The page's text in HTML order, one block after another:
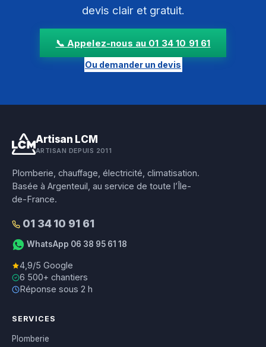
devis clair et gratuit.
📞 Appelez-nous au 01 34 10 91 61
Ou demander un devis
Artisan LCM
ARTISAN DEPUIS 2011
Plomberie, chauffage, électricité, climatisation.
Basée à Argenteuil, au service de toute l’Île-
de-France.
01 34 10 91 61
WhatsApp 06 38 95 61 18
4,9/5 Google
6 500+ chantiers
Réponse sous 2 h
SERVICES
Plomberie